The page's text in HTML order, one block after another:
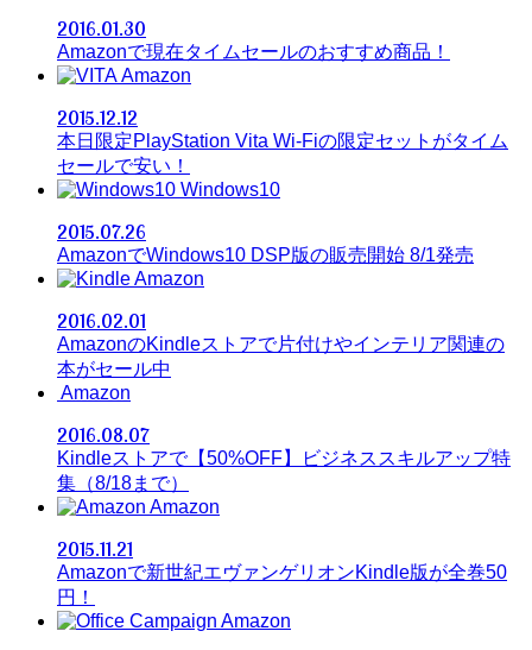
2016.01.30
Amazonで現在タイムセールのおすすめ商品！
Amazon
2015.12.12
本日限定PlayStation Vita Wi-Fiの限定セットがタイム
セールで安い！
Windows10
2015.07.26
AmazonでWindows10 DSP版の販売開始 8/1発売
Amazon
2016.02.01
AmazonのKindleストアで片付けやインテリア関連の
本がセール中
Amazon
2016.08.07
Kindleストアで【50%OFF】ビジネススキルアップ特
集（8/18まで）
Amazon
2015.11.21
Amazonで新世紀エヴァンゲリオンKindle版が全巻50
円！
Amazon